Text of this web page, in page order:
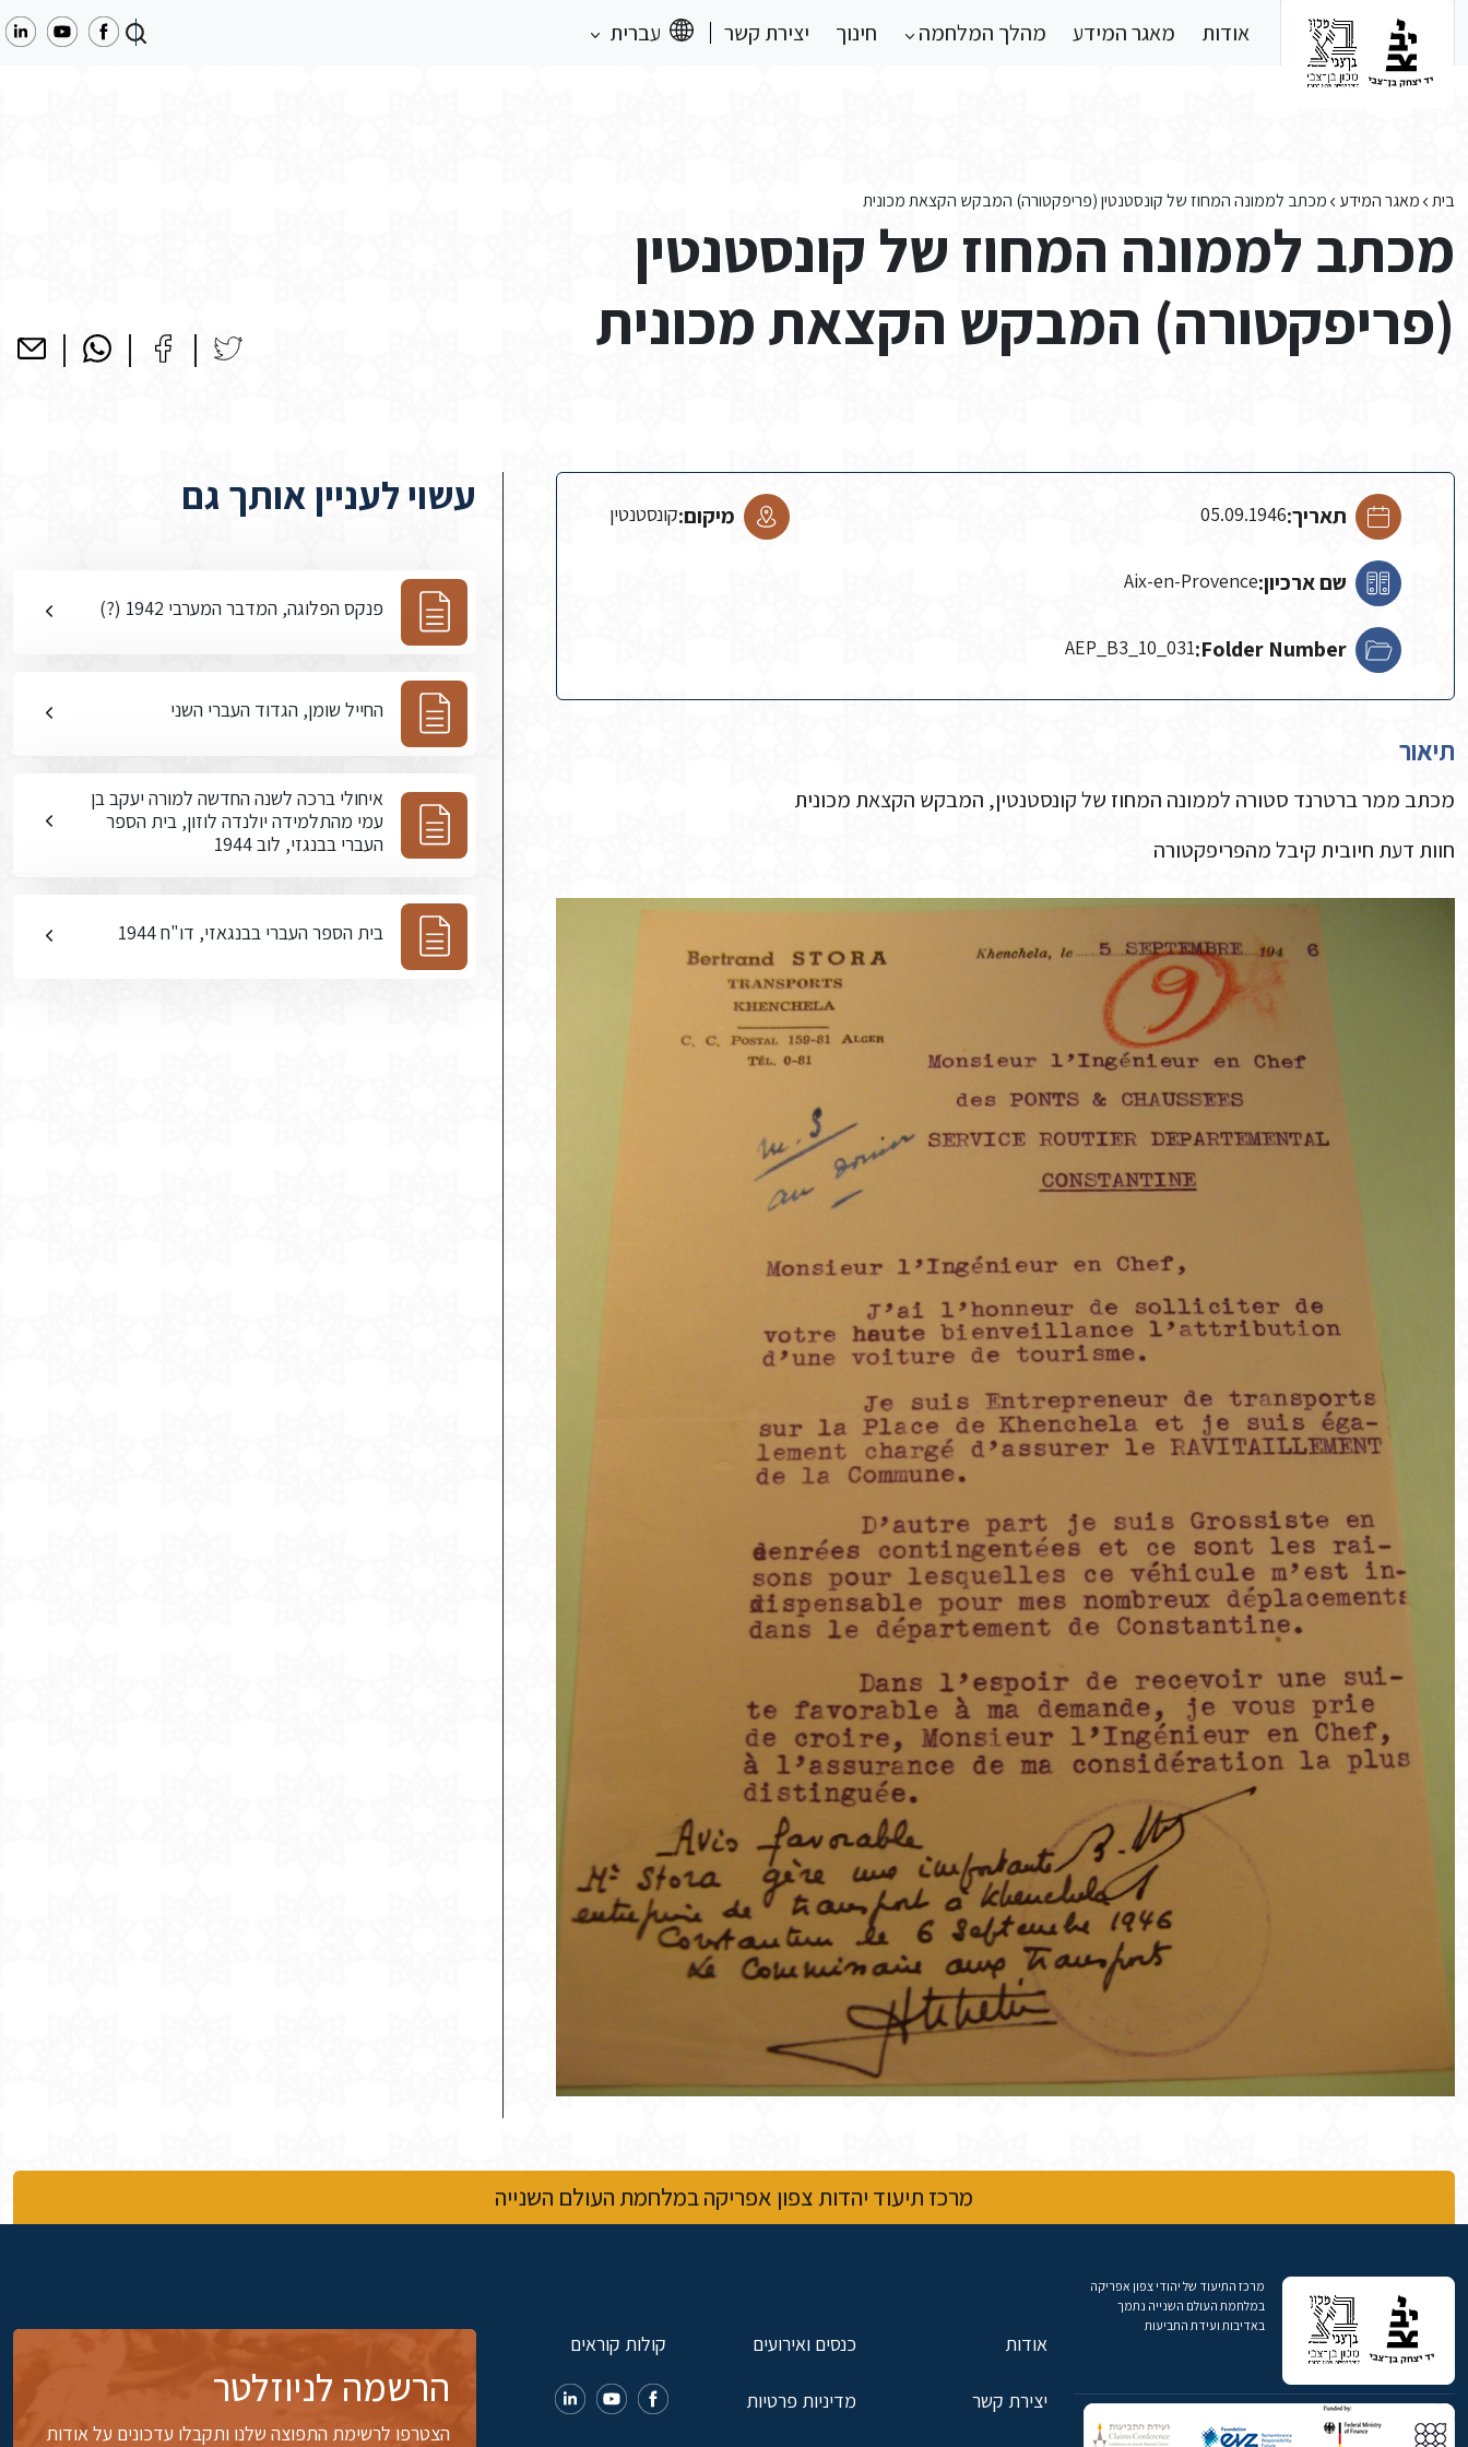
אודות מאגר המידע מהלך המלחמה חינוך יצירת קשר עברית
בית מאגר המידע מכתב לממונה המחוז של קונסטנטין (פריפקטורה) המבקש הקצאת מכונית
מכתב לממונה המחוז של קונסטנטין
(פריפקטורה) המבקש הקצאת מכונית
תאריך:05.09.1946 מיקום:קונסטנטין
שם ארכיון:Aix-en-Provence
Folder Number:
AEP_B3_10_031
תיאור
מכתב ממר ברטרנד סטורה לממונה המחוז של קונסטנטין, המבקש הקצאת מכונית
חוות דעת חיובית קיבל מהפריפקטורה
עשוי לעניין אותך גם
פנקס הפלוגה, המדבר המערבי 1942 (?)
החייל שומן, הגדוד העברי השני
איחולי ברכה לשנה החדשה למורה יעקב בן
עמי מהתלמידה יולנדה לוזון, בית הספר
העברי בבנגזי, לוב 1944
בית הספר העברי בבנגאזי, דו"ח 1944
מרכז תיעוד יהדות צפון אפריקה במלחמת העולם השנייה
מרכז התיעוד של יהודי צפון אפריקה
במלחמת העולם השנייה נתמך
באדיבות ועידת התביעות
אודות כנסים ואירועים קולות קוראים
יצירת קשר מדיניות פרטיות הרשמה לניוזלטר
הצטרפו לרשימת התפוצה שלנו ותקבלו עדכונים על אודות